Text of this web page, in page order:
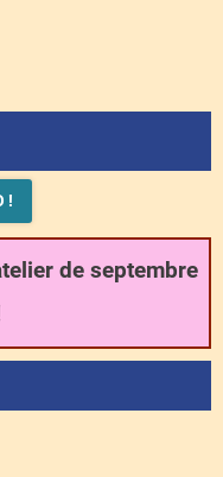
de septembre